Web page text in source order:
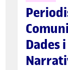
Dades